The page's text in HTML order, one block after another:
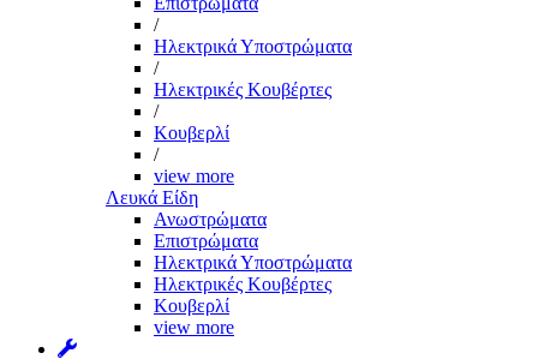
/
Ηλεκτρικά Υποστρώματα
/
Ηλεκτρικές Κουβέρτες
/
Κουβερλί
/
view more
Λευκά Είδη
Ανωστρώματα
Επιστρώματα
Ηλεκτρικά Υποστρώματα
Ηλεκτρικές Κουβέρτες
Κουβερλί
view more